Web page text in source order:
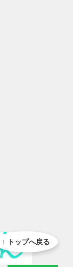
↑ トップへ戻る